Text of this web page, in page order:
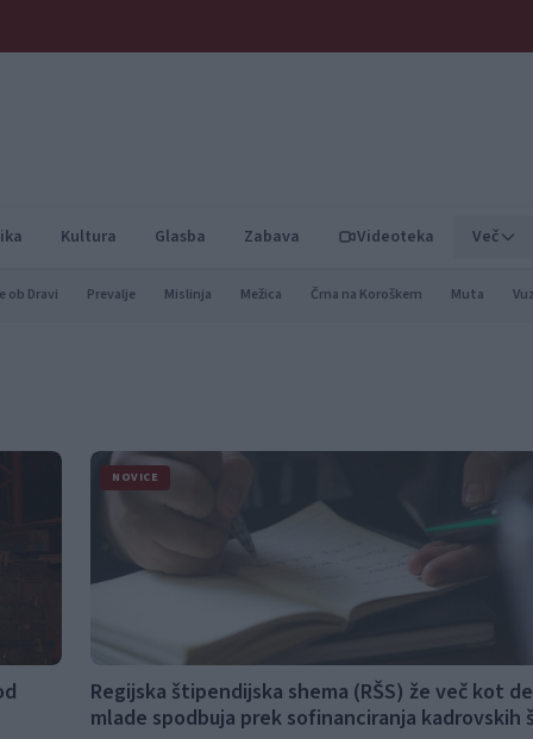
Kultura Glasba Zabava Videoteka Več
ob Dravi Prevalje Mislinja Mežica Črna na Koroškem Muta
NOVICE
Regijska štipendijska shema (RŠS) že več kot
mlade spodbuja prek sofinanciranja kadrovskih